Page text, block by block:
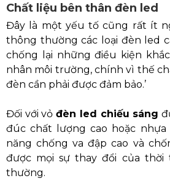
Chất liệu bên thân đèn led
Đây là một yếu tố cũng rất ít
thông thường các loại đèn led
chống lại những điều kiện
nhân môi trường, chính vì thế
đèn cần phải được đảm bảo.’
Đối với vỏđèn led chiếu sáng
đúc chất lượng cao hoặc nhựa
năng chống va đập cao và
được mọi sự thay đổi của
thường.